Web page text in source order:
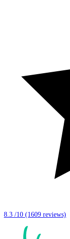
8.3 /10 (1609 reviews)